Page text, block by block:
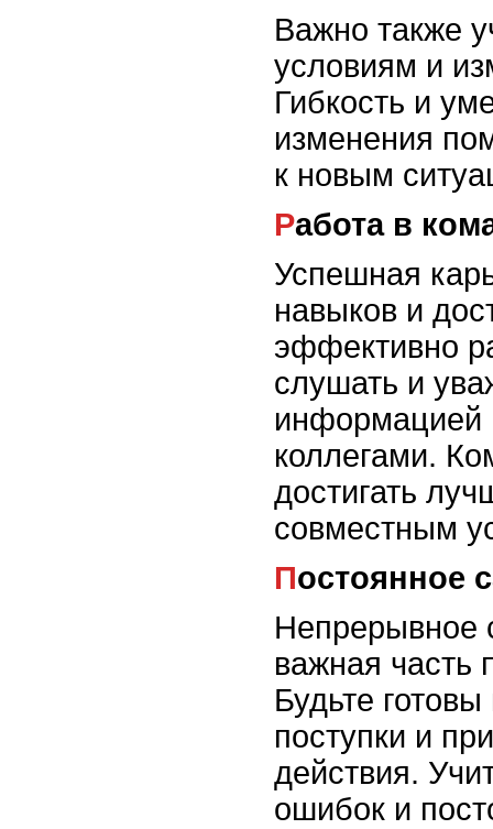
Важно также
условиям и
Гибкость и
изменения
к новым
Работа в
Успешная
навыков и
эффективно
слушать и
информацией
коллегами.
достигать
совместным
Постоянное
Непрерывное
важная часть
Будьте
поступки и
действия.
ошибок и